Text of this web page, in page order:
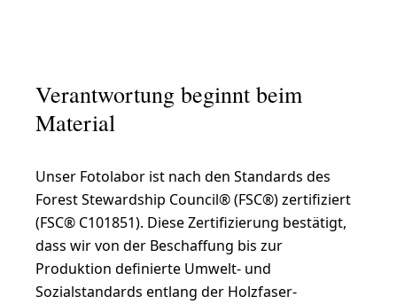
Verantwortung beginnt beim
Material
Unser Fotolabor ist nach den Standards des
Forest Stewardship Council® (FSC®) zertifiziert
(FSC® C101851). Diese Zertifizierung bestätigt,
dass wir von der Beschaffung bis zur
Produktion definierte Umwelt- und
Sozialstandards entlang der Holzfaser-